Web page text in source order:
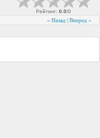
Рейтинг: 0.0/0
« Назад | Вперед »